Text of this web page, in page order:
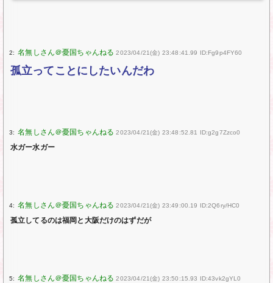
2: 2023/04/21(金) 23:48:41.99 ID:Fg9p4FY60
孤立ってことにしたいんだわ
3: 2023/04/21(金) 23:48:52.81 ID:g2g7Zzco0
水ガー水ガー
4: 2023/04/21(金) 23:49:00.19 ID:2Q6ry/HC0
孤立してるのは福岡と大阪だけのはずだが
5: 2023/04/21(金) 23:50:15.93 ID:43vk2gYL0